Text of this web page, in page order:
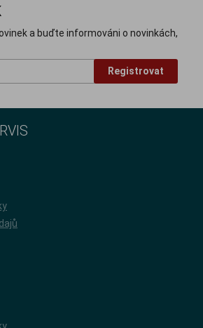
a buďte informováni o novinkách,
Registrovat